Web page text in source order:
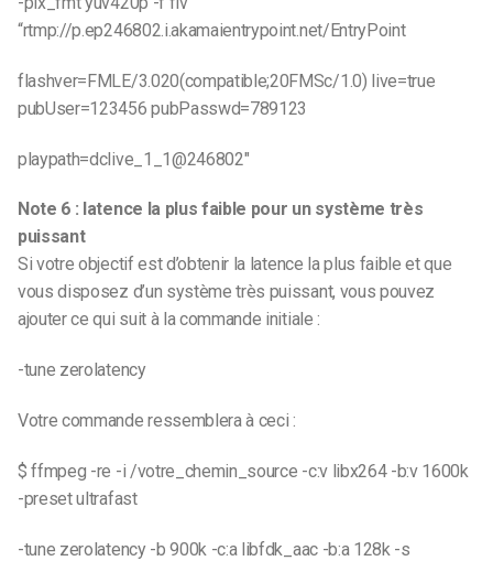
“rtmp://p.ep246802.i.akamaientrypoint.net/EntryPoint
flashver=FMLE/3.020(compatible;20FMSc/1.0) live=true
pubUser=123456 pubPasswd=789123
playpath=dclive_1_1@246802″
Note 6 : latence la plus faible pour un système très
puissant
Si votre objectif est d’obtenir la latence la plus faible et que
vous disposez d’un système très puissant, vous pouvez
ajouter ce qui suit à la commande initiale :
-tune zerolatency
Votre commande ressemblera à ceci :
$ ffmpeg -re -i /votre_chemin_source -c:v libx264 -b:v 1600k
-preset ultrafast
-tune zerolatency -b 900k -c:a libfdk_aac -b:a 128k -s